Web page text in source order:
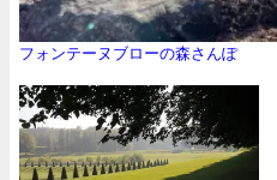
フォンテーヌブローの森さんぽ